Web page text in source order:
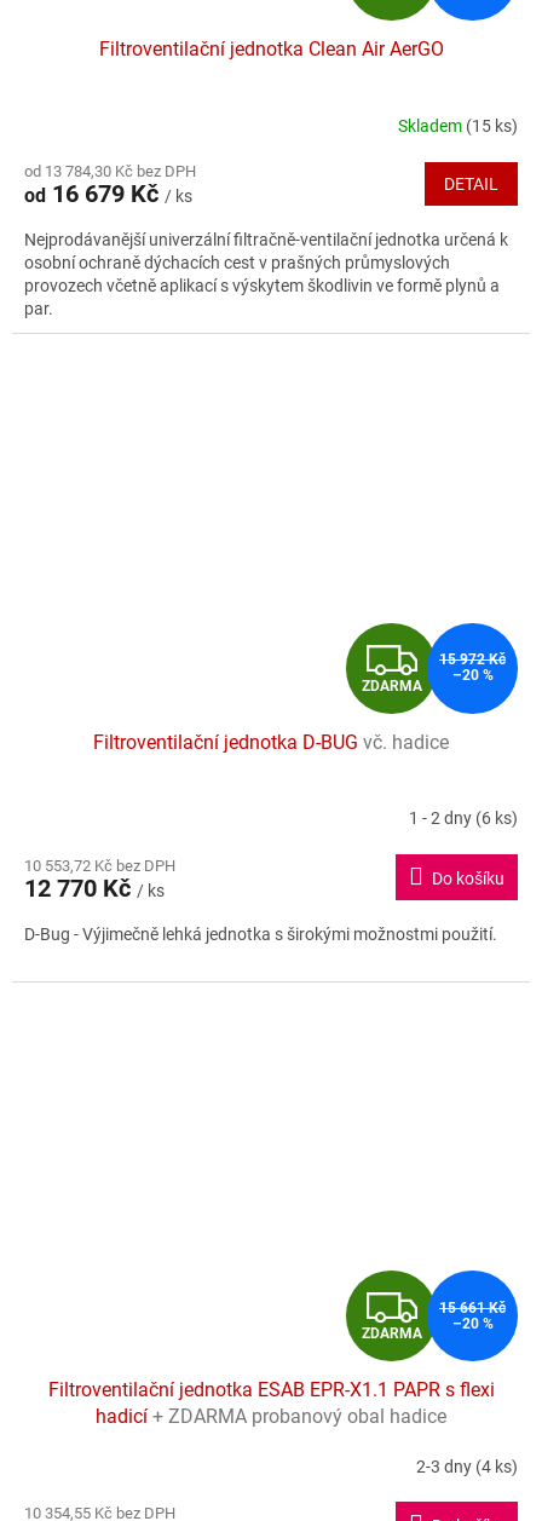
D
A
R
M
A
Filtroventilační jednotka Clean Air AerGO
produktu
je
z
5
hvězdiček.
Skladem (15 ks)
od 13 784,30 Kč bez DPH
od 16 679 Kč / ks
DETAIL
Nejprodávanější univerzální filtračně-ventilační jednotka určená k
osobní ochraně dýchacích cest v prašných průmyslových
provozech včetně aplikací s výskytem škodlivin ve formě plynů a
par.
Z
D
A
R
M
A
ZDARMA
15 972 Kč
–20 %
Filtroventilační jednotka D-BUG vč. hadice
1 - 2 dny (6 ks)
10 553,72 Kč bez DPH
12 770 Kč / ks
Do košíku
D-Bug - Výjimečně lehká jednotka s širokými možnostmi použití.
Z
D
A
R
M
ZDARMA
15 661 Kč
–20 %
Filtroventilační jednotka ESAB EPR-X1.1 PAPR s flexi
hadicí + ZDARMA probanový obal hadice
produktu
2-3 dny (4 ks)
10 354,55 Kč bez DPH